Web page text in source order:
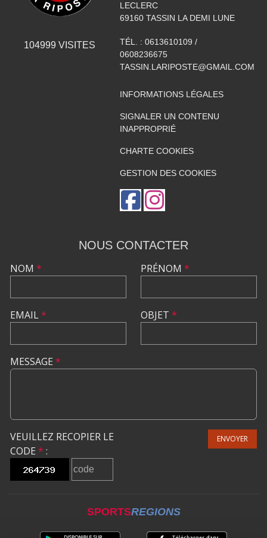
104999 VISITES
LECLERC
69160 TASSIN LA DEMI LUNE
TÉL. : 0613610109 /
0608236675
TASSIN.LARIPOSTE@GMAIL.COM
INFORMATIONS LÉGALES
SIGNALER UN CONTENU
INAPPROPRIÉ
CHARTE COOKIES
GESTION DES COOKIES
NOUS CONTACTER
NOM *
EMAIL*
PRÉNOM *
OBJET *
MESSAGE *
VEUILLEZ RECOPIER LE
CODE * :
ENVOYER
SPORTSREGIONS